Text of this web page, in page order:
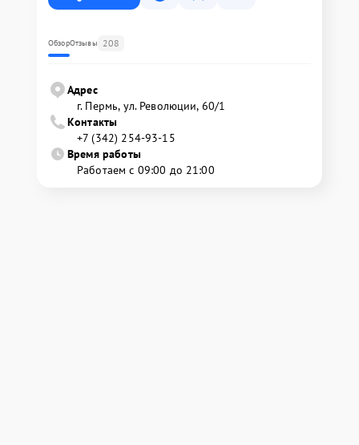
ОбзорОтзывы 208
Адрес
г. Пермь, ул. ​Революции, 60/1
Контакты
+7 (342) 254-93-15
Время работы
Работаем с 09:00 до 21:00